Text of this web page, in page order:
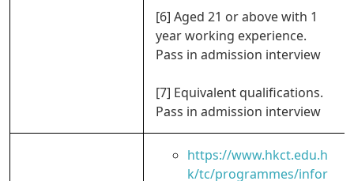
[6] Aged 21 or above with 1
year working experience.
Pass in admission interview
[7] Equivalent qualifications.
Pass in admission interview
https://www.hkct.edu.h
k/tc/programmes/infor